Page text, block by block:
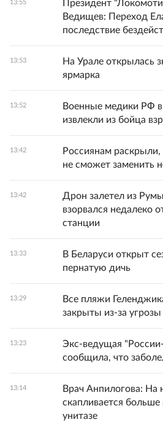
13:55
Президент
Ведищев: Переход
последствие
13:53
На Урале открылась
ярмарка
13:52
Военные медики РФ
извлекли из бойца
13:42
Россиянам
не сможет заменить
13:42
Дрон залетел из
взорвался недалеко
станции
13:33
В Беларуси открыт
пернатую дичь
13:29
Все пляжи
закрыты из-за
13:23
Экс-ведущая
сообщила, что
13:14
Врач Анпилогова: На
скапливается
унитазе